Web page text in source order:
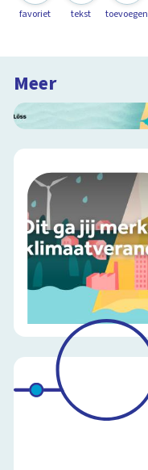
favoriet tekst toevoegen
Meer